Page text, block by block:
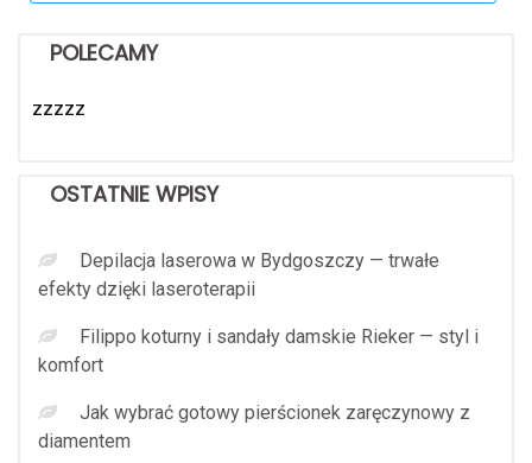
POLECAMY
zzzzz
OSTATNIE WPISY
Depilacja laserowa w Bydgoszczy — trwałe
efekty dzięki laseroterapii
Filippo koturny i sandały damskie Rieker — styl i
komfort
Jak wybrać gotowy pierścionek zaręczynowy z
diamentem